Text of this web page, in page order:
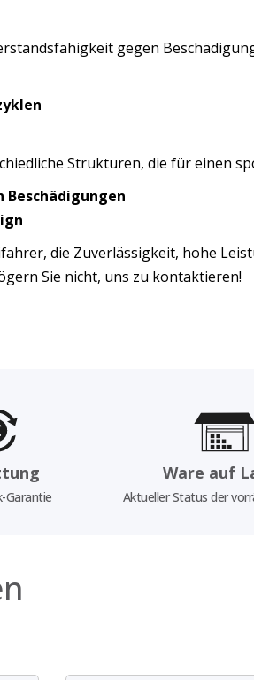
gegen
Strukturen, die für einen
Beschädigungen
die Zuverlässigkeit, hohe
Sie nicht, uns zu kontaktieren!
Garantie
Ware auf
Aktueller Status der